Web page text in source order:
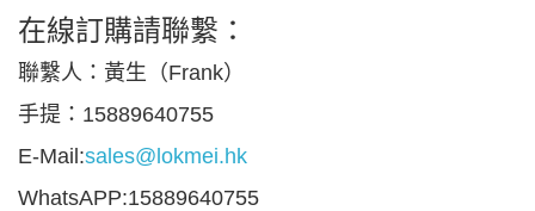
在線訂購請聯繫：
聯繫人：黃生（Frank）
手提：15889640755
E-Mail:sales@lokmei.hk
WhatsAPP:15889640755